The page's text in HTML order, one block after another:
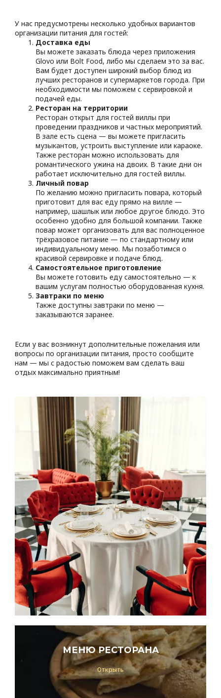
У нас предусмотрены несколько удобных вариантов
организации питания для гостей:
Доставка еды
Вы можете заказать блюда через приложения
Glovo или Bolt Food, либо мы сделаем это за вас.
Вам будет доступен широкий выбор блюд из
лучших ресторанов и супермаркетов города. При
необходимости мы поможем с сервировкой и
подачей еды.
Ресторан на территории
Ресторан открыт для гостей виллы при
проведении праздников и частных мероприятий.
В зале есть сцена — вы можете пригласить
музыкантов, устроить выступление или караоке.
Также ресторан можно использовать для
романтического ужина на двоих. В такие дни он
работает исключительно для гостей виллы.
Личный повар
По желанию можно пригласить повара, который
приготовит для вас еду прямо на вилле —
например, шашлык или любое другое блюдо. Это
особенно удобно для большой компании. Также
повар может организовать для вас полноценное
трёхразовое питание — по стандартному или
индивидуальному меню. Мы позаботимся о
красивой сервировке и подаче блюд.
Самостоятельное приготовление
Вы можете готовить еду самостоятельно — к
вашим услугам полностью оборудованная кухня.
Завтраки по меню
Также доступны завтраки по меню —
заказываются заранее.
Если у вас возникнут дополнительные пожелания или
вопросы по организации питания, просто сообщите
нам — мы с радостью поможем вам сделать ваш
отдых максимально приятным!
МЕНЮ РЕСТОРАНА
Открыть